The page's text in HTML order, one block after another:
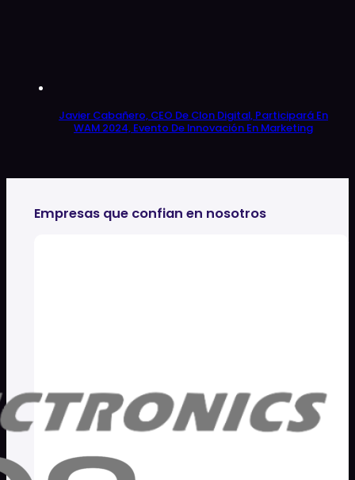
Javier Cabañero, CEO De Clon Digital, Participará En
WAM 2024, Evento De Innovación En Marketing
Empresas que confian en nosotros